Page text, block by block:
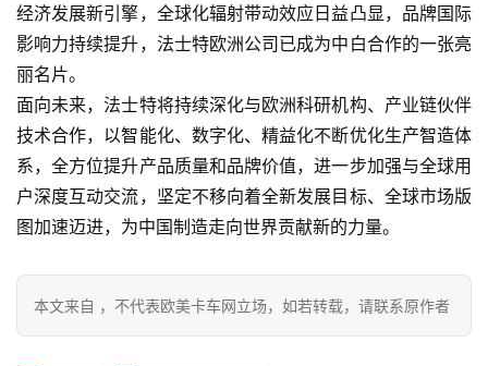
首
页
独
家
经济发展新引擎，全球化辐射带动效应日益凸显，品牌国际
影响力持续提升，法士特欧洲公司已成为中白合作的一张亮
丽名片。
面向未来，法士特将持续深化与欧洲科研机构、产业链伙伴
技术合作，以智能化、数字化、精益化不断优化生产智造体
系，全方位提升产品质量和品牌价值，进一步加强与全球用
户深度互动交流，坚定不移向着全新发展目标、全球市场版
图加速迈进，为中国制造走向世界贡献新的力量。
本文来自 ，不代表欧美卡车网立场，如若转载，请联系原作者